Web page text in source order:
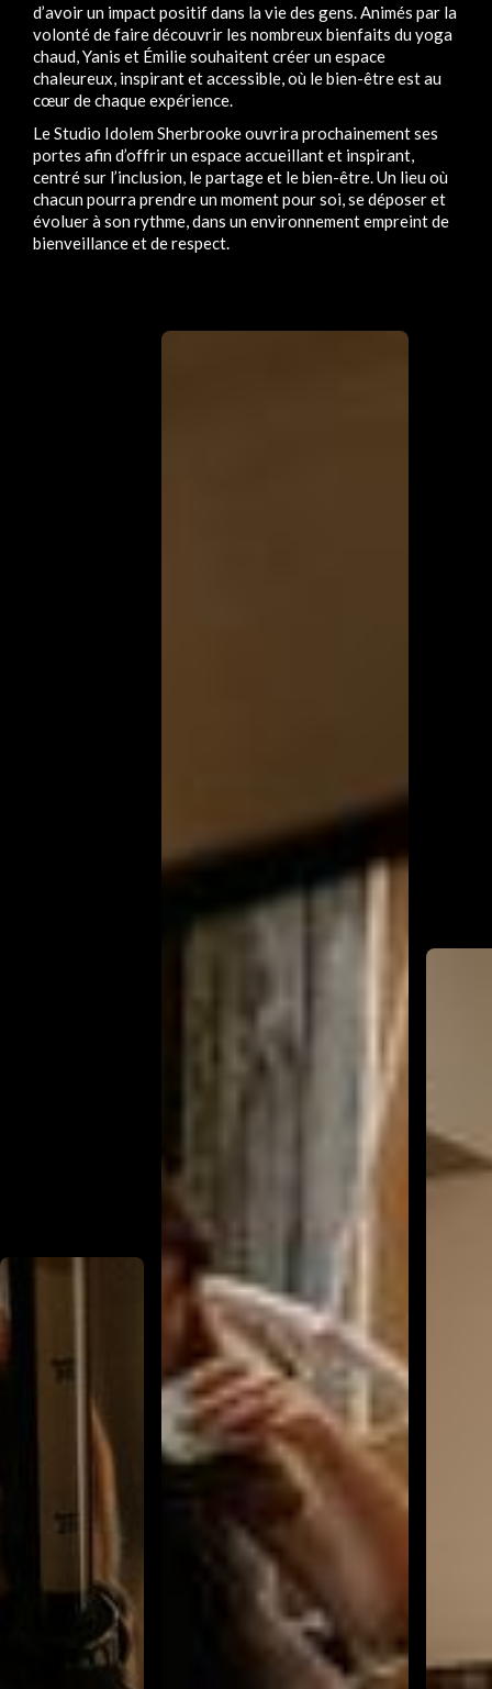
d’avoir un impact positif dans la vie des gens. Animés par la
volonté de faire découvrir les nombreux bienfaits du yoga
chaud, Yanis et Émilie souhaitent créer un espace
chaleureux, inspirant et accessible, où le bien-être est au
cœur de chaque expérience.
Le Studio Idolem Sherbrooke ouvrira prochainement ses
portes afin d’offrir un espace accueillant et inspirant,
centré sur l’inclusion, le partage et le bien-être. Un lieu où
chacun pourra prendre un moment pour soi, se déposer et
évoluer à son rythme, dans un environnement empreint de
bienveillance et de respect.